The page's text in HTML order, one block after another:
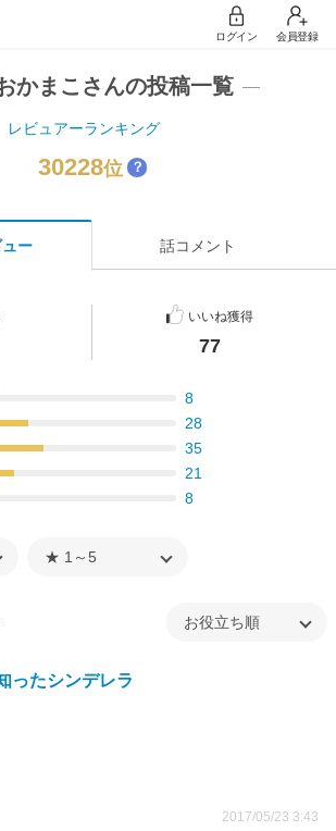
ログイン 会員登録
かまこさんの投稿一覧
レビュアーランキング
30228位 ？
ー 話コメント
いいね獲得
77
8
28
35
21
8
ったシンデレラ
2017/05/23 3:43